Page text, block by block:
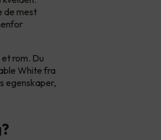
de mest
rom. Du
White fra
egenskaper,